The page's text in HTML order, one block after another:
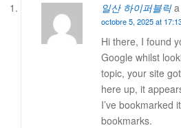
일산 하이퍼블릭
octobre 5, 2025 at
Hi there, I found
Google whilst
topic, your site got
here up, it
I’ve bookmarked
bookmarks.